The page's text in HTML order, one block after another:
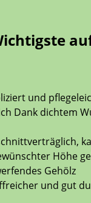
und
Dank dichtem
Höhe
Gehölz
und gut